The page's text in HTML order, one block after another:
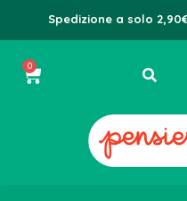
Spedizione a solo
0